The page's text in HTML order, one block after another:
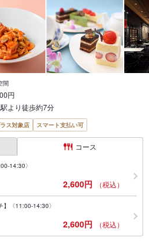
間
円
より徒歩約7分
ス対象店 スマート支払い可
コース
14:30〉
2,600円 （税込）
】〈11:00-14:30〉
2,600円 （税込）